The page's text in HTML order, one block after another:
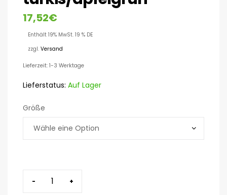
17,52€
Enthält 19% MwSt. 19 % DE
zzgl. Versand
Lieferzeit: 1-3 Werktage
Lieferstatus: Auf Lager
Größe
- +